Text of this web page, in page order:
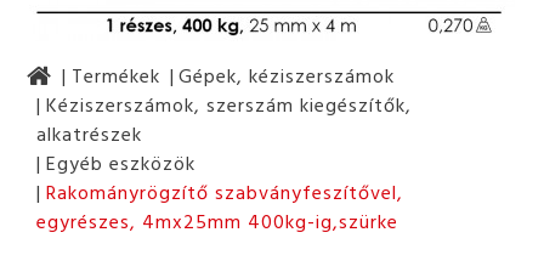
Termékek
Gépek, kéziszerszámok
Kéziszerszámok, szerszám kiegészítők,
alkatrészek
Egyéb eszközök
Rakományrögzítő szabványfeszítővel,
egyrészes, 4mx25mm 400kg-ig,szürke